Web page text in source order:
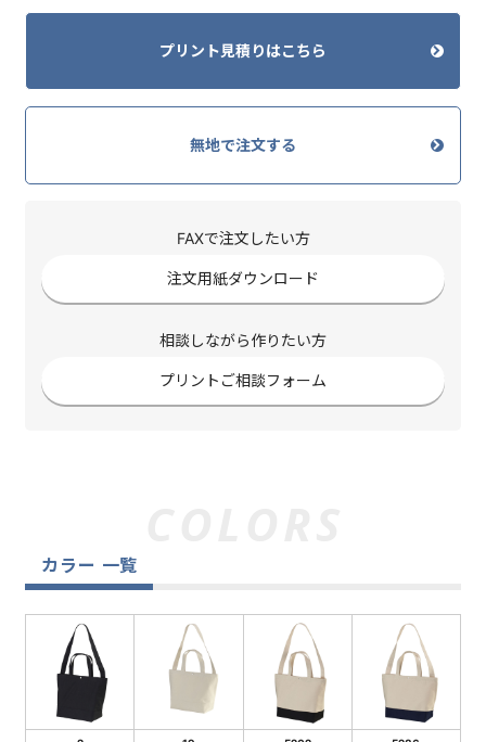
プリント見積りはこちら
無地で注文する
FAXで注文したい方
注文用紙ダウンロード
相談しながら作りたい方
プリントご相談フォーム
カラー 一覧